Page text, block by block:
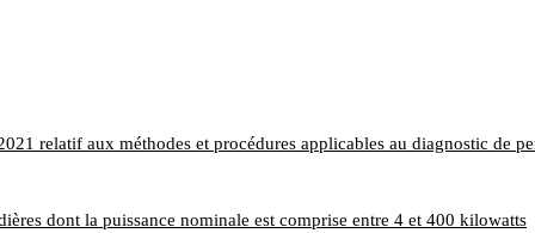
relatif aux méthodes et procédures applicables au diagnostic de
dont la puissance nominale est comprise entre 4 et 400 kilowatts